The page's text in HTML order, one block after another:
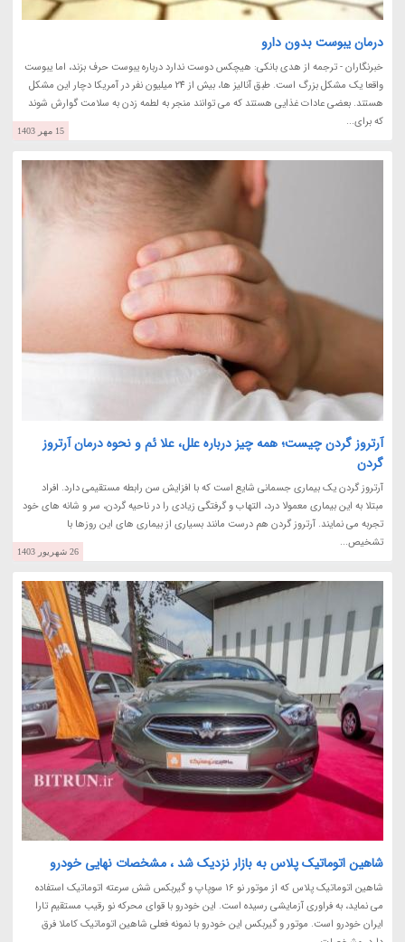
درمان یبوست بدون دارو
خبرنگاران - ترجمه از هدی بانکی: هیچکس دوست ندارد درباره یبوست حرف بزند، اما یبوست
واقعا یک مشکل بزرگ است. طبق آنالیز ها، بیش از 24 میلیون نفر در آمریکا دچار این مشکل
هستند. بعضی عادات غذایی هستند که می توانند منجر به لطمه زدن به سلامت گوارش شوند
که برای...
15 مهر 1403
آرتروز گردن چیست؛ همه چیز درباره علل، علا ئم و نحوه درمان آرتروز
گردن
آرتروز گردن یک بیماری جسمانی شایع است که با افزایش سن رابطه مستقیمی دارد. افراد
مبتلا به این بیماری معمولا درد، التهاب و گرفتگی زیادی را در ناحیه گردن، سر و شانه های خود
تجربه می نمایند. آرتروز گردن هم درست مانند بسیاری از بیماری های این روزها با
تشخیص...
26 شهریور 1403
شاهین اتوماتیک پلاس به بازار نزدیک شد ، مشخصات نهایی خودرو
شاهین اتوماتیک پلاس که از موتور نو 16 سوپاپ و گیربکس شش سرعته اتوماتیک استفاده
می نماید، به فراوری آزمایشی رسیده است. این خودرو با قوای محرکه نو رقیب مستقیم تارا
ایران خودرو است. موتور و گیربکس این خودرو با نمونه فعلی شاهین اتوماتیک کاملا فرق